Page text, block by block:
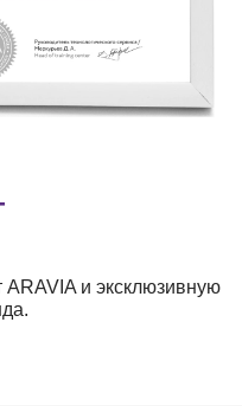
и эксклюзивную